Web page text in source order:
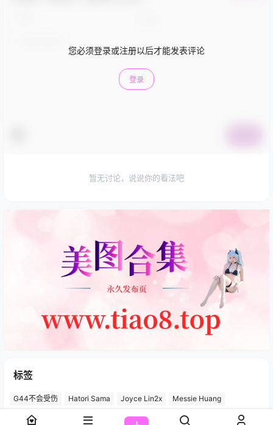
您必须登录或注册以后才能发表评论
登录
暂无讨论，说说你的看法吧
标签
G44不会受伤 Hatori Sama Joyce Lin2x
Messie Huang
momoko葵葵
Nyako喵子 rioko凉凉子 Sameki